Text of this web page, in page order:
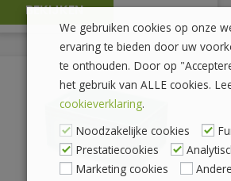
BEKIJKEN
We gebruiken cookies op onze
ervaring te bieden door uw
te onthouden. Door op
het gebruik van ALLE cookies.
cookieverklaring.
Noodzakelijke cookies
Prestatiecookies
Marketing cookies